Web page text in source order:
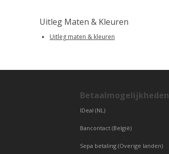
Uitleg Maten & Kleuren
Uitleg maten & kleuren
Betaalmogelijkheden
IDeal (NL)
Bancontact (België)
Sepa betaling (Overige landen)